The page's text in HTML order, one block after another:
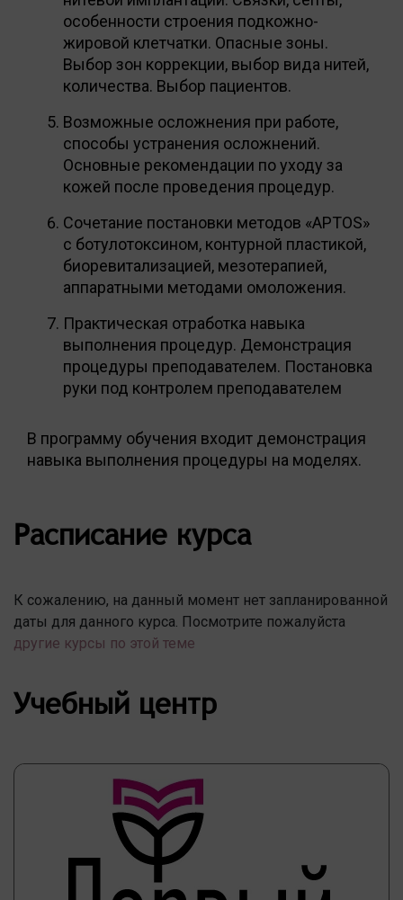
особенности строения подкожно-
жировой клетчатки. Опасные зоны.
Выбор зон коррекции, выбор вида нитей,
количества. Выбор пациентов.
Возможные осложнения при работе,
способы устранения осложнений.
Основные рекомендации по уходу за
кожей после проведения процедур.
Сочетание постановки методов «APTOS»
с ботулотоксином, контурной пластикой,
биоревитализацией, мезотерапией,
аппаратными методами омоложения.
Практическая отработка навыка
выполнения процедур. Демонстрация
процедуры преподавателем. Постановка
руки под контролем преподавателем
В программу обучения входит демонстрация
навыка выполнения процедуры на моделях.
Расписание курса
К сожалению, на данный момент нет запланированной
даты для данного курса. Посмотрите пожалуйста
другие курсы по этой теме
Учебный центр